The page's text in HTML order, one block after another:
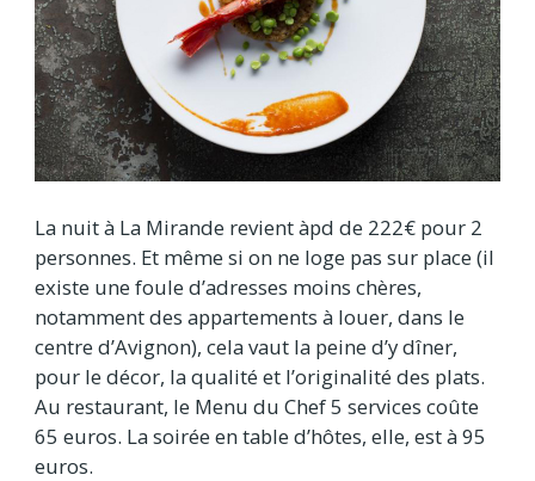
La nuit à La Mirande revient àpd de 222€ pour 2
personnes. Et même si on ne loge pas sur place (il
existe une foule d’adresses moins chères,
notamment des appartements à louer, dans le
centre d’Avignon), cela vaut la peine d’y dîner,
pour le décor, la qualité et l’originalité des plats.
Au restaurant, le Menu du Chef 5 services coûte
65 euros. La soirée en table d’hôtes, elle, est à 95
euros.